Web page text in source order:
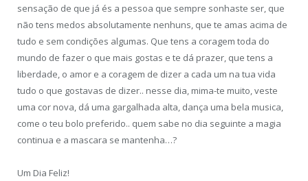
sensação de que já és a pessoa que sempre sonhaste ser, que
não tens medos absolutamente nenhuns, que te amas acima de
tudo e sem condições algumas. Que tens a coragem toda do
mundo de fazer o que mais gostas e te dá prazer, que tens a
liberdade, o amor e a coragem de dizer a cada um na tua vida
tudo o que gostavas de dizer.. nesse dia, mima-te muito, veste
uma cor nova, dá uma gargalhada alta, dança uma bela musica,
come o teu bolo preferido.. quem sabe no dia seguinte a magia
continua e a mascara se mantenha…?
Um Dia Feliz!